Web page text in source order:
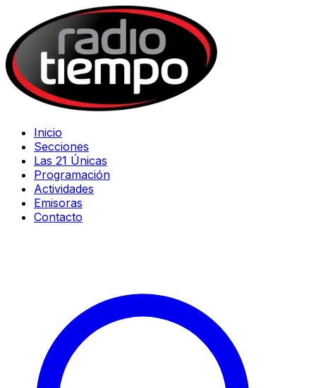
Inicio
Secciones
Las 21 Únicas
Programación
Actividades
Emisoras
Contacto